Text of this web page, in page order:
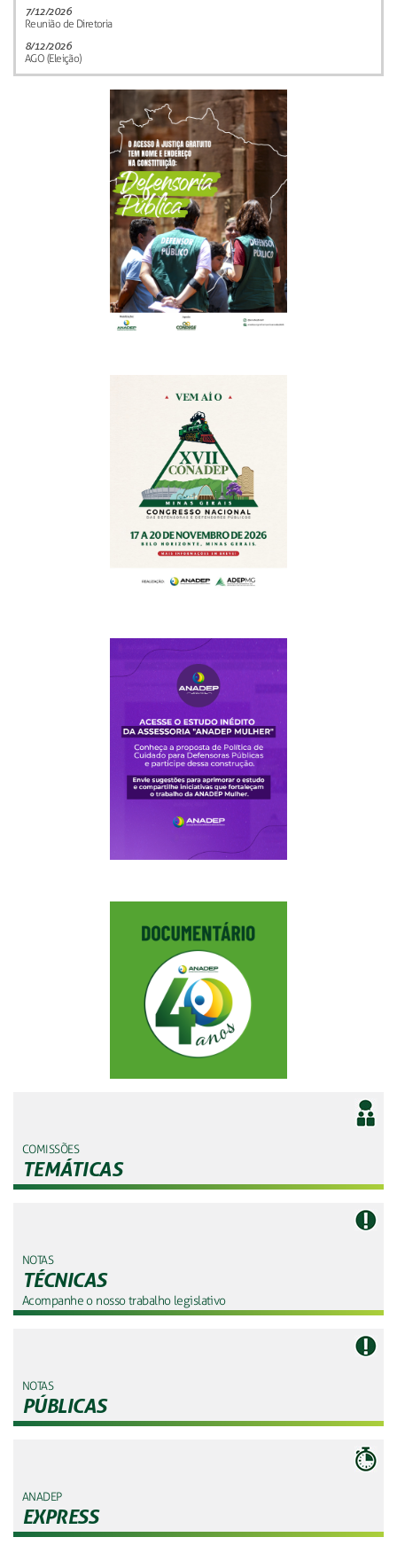
7/12/2026
Reunião de Diretoria
8/12/2026
AGO (Eleição)
COMISSÕES
TEMÁTICAS
NOTAS
TÉCNICAS
Acompanhe o nosso trabalho legislativo
NOTAS
PÚBLICAS
ANADEP
EXPRESS